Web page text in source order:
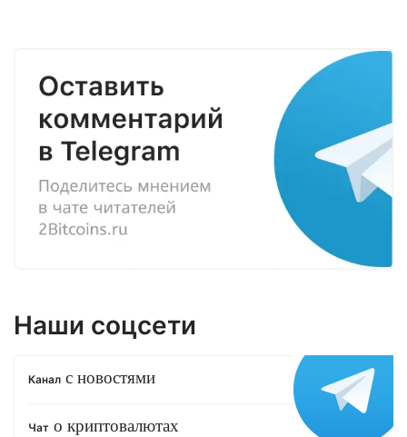
Наши соцсети
Канал с новостями
Чат о криптовалютах